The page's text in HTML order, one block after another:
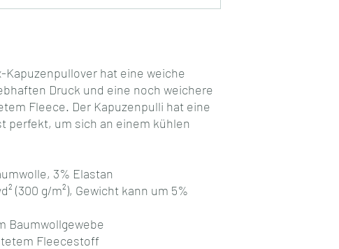
Kapuzenpullover hat eine weiche
Druck und eine noch weichere
Fleece. Der Kapuzenpulli hat eine
perfekt, um sich an einem kühlen
3% Elastan
(300 g/m²), Gewicht kann um 5%
Baumwollgewebe
Fleecestoff